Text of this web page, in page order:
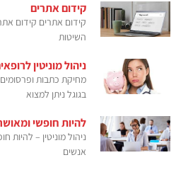
קידום אתרים
קידום אתרים קידום
השיטות
ניהול מוניטין
מחיקת כתבות
בגוגל ניתן למצוא
להיות חופשי
ניהול מוניטין – להיות
אנשים